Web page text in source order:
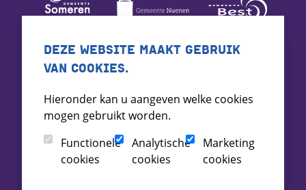
DEZE WEBSITE MAAKT GEBRUIK
VAN COOKIES.
Hieronder kan u aangeven welke cookies
mogen gebruikt worden.
Functionele
cookies
Analytische
cookies
Marketing
cookies